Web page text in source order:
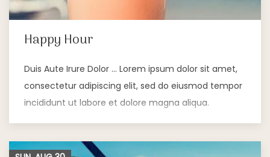
Happy Hour
Duis Aute Irure Dolor … Lorem ipsum dolor sit amet,
consectetur adipiscing elit, sed do eiusmod tempor
incididunt ut labore et dolore magna aliqua.